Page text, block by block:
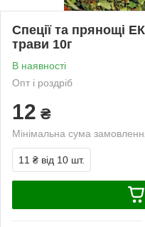
Спеції та прянощі
трави 10г
В наявності
Опт і роздріб
12 ₴
Мінімальна сума
11 ₴ від 10 шт.